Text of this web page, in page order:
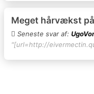
Meget hårvækst
Seneste svar af:
"[url=http://